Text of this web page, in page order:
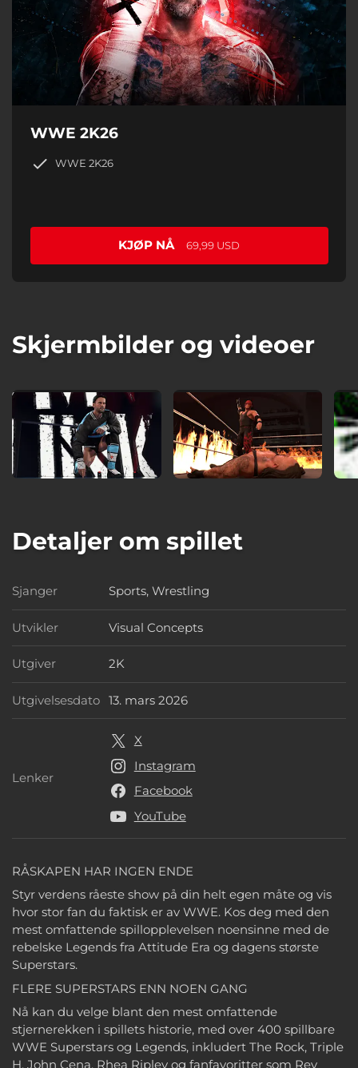
WWE 2K26
WWE 2K26
KJØP NÅ 69,99 USD
Skjermbilder og videoer
Detaljer om spillet
RÅSKAPEN HAR INGEN ENDE
Styr verdens råeste show på din helt egen måte og vis
hvor stor fan du faktisk er av WWE. Kos deg med den
mest omfattende spillopplevelsen noensinne med de
rebelske Legends fra Attitude Era og dagens største
Superstars.
FLERE SUPERSTARS ENN NOEN GANG
Nå kan du velge blant den mest omfattende
stjernerekken i spillets historie, med over 400 spillbare
WWE Superstars og Legends, inkludert The Rock, Triple
H, John Cena, Rhea Ripley og fanfavoritter som Rey
Sjanger Sjanger
Sports, Wrestling
Utvikler Utvikler
Visual Concepts
Utgiver Utgiver
2K
Utgivelsesdato Utgivelsesdato
13. mars 2026
Lenker Lenker
X
Instagram
Facebook
YouTube